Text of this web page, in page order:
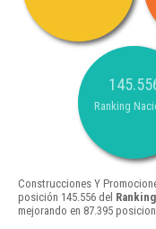
Ranking
Construcciones Y
posición 145.556 del
mejorando en 87.395